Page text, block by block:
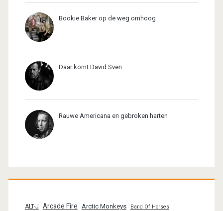
Bookie Baker op de weg omhoog
Daar komt David Sven
Rauwe Americana en gebroken harten
ALT-J Arcade Fire Arctic Monkeys Band Of Horses